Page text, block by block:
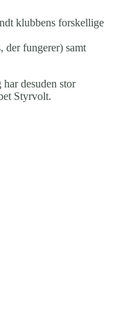
klubbens forskellige
der fungerer) samt
desuden stor
Styrvolt.